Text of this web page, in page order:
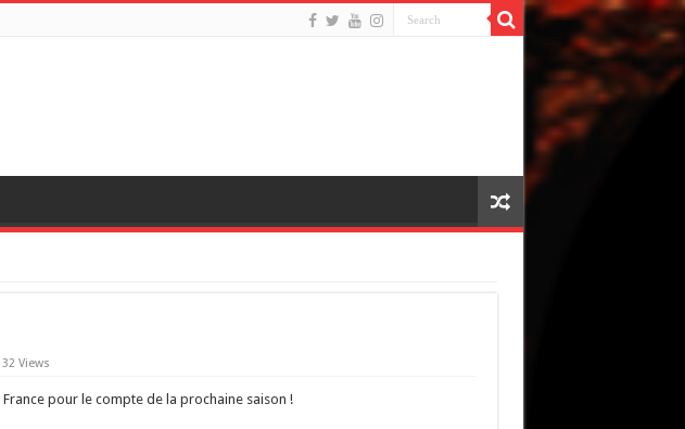
Views
pour le compte de la prochaine saison !